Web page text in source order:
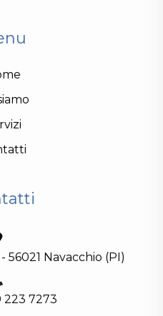
56021 Navacchio (PI)
223 7273